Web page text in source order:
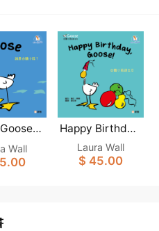
白
事系列]
讀樂園)
Wall
Happy Birthday,
Goose！[Goose
白鵝小菇故事系
Laura Wall
$ 45.00